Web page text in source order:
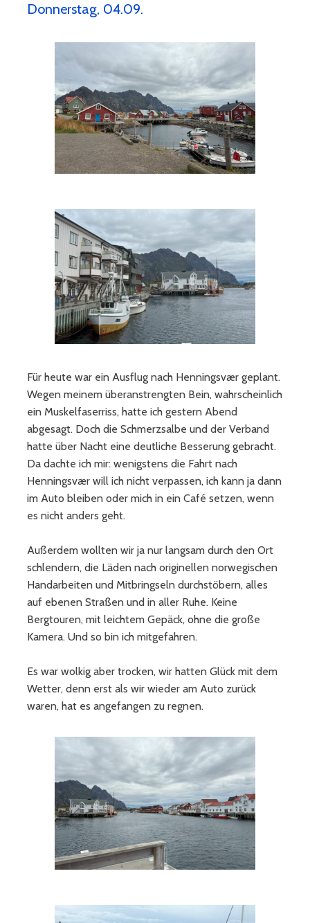
Donnerstag, 04.09.
Für heute war ein Ausflug nach Henningsvær geplant.
Wegen meinem überanstrengten Bein, wahrscheinlich
ein Muskelfaserriss, hatte ich gestern Abend
abgesagt. Doch die Schmerzsalbe und der Verband
hatte über Nacht eine deutliche Besserung gebracht.
Da dachte ich mir: wenigstens die Fahrt nach
Henningsvær will ich nicht verpassen, ich kann ja dann
im Auto bleiben oder mich in ein Café setzen, wenn
es nicht anders geht.
Außerdem wollten wir ja nur langsam durch den Ort
schlendern, die Läden nach originellen norwegischen
Handarbeiten und Mitbringseln durchstöbern, alles
auf ebenen Straßen und in aller Ruhe. Keine
Bergtouren, mit leichtem Gepäck, ohne die große
Kamera. Und so bin ich mitgefahren.
Es war wolkig aber trocken, wir hatten Glück mit dem
Wetter, denn erst als wir wieder am Auto zurück
waren, hat es angefangen zu regnen.